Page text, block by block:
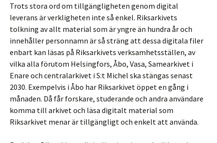
Trots stora ord om tillgängligheten genom digital
leverans är verkligheten inte så enkel. Riksarkivets
tolkning av allt material som är yngre än hundra år och
innehåller personnamn är så sträng att dessa digitala filer
enbart kan läsas på Riksarkivets verksamhetsställen, av
vilka alla förutom Helsingfors, Åbo, Vasa, Samearkivet i
Enare och centralarkivet i S:t Michel ska stängas senast
2030. Exempelvis i Åbo har Riksarkivet öppet en gång i
månaden. Då får forskare, studerande och andra användare
komma till arkivet och läsa digitalt material som
Riksarkivet menar är tillgängligt och enkelt att använda.